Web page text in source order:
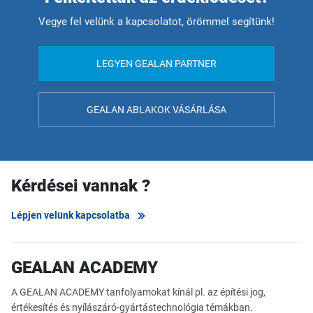
Vegye fel velünk a kapcsolatot, örömmel segítünk!
LEGYEN GEALAN PARTNER
GEALAN ABLAKOK VÁSÁRLÁSA
Kérdései vannak ?
Lépjen velünk kapcsolatba
GEALAN ACADEMY
A GEALAN ACADEMY tanfolyamokat kínál pl. az építési jog,
értékesítés és nyílászáró-gyártástechnológia témákban.